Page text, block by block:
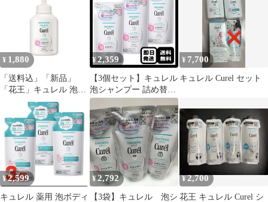
¥ 1,880
「送料込」「新品」
「花王」キュレル 泡シ
ャンプー ポンプ 480mL
¥2,359
【3個セット】キュレル
泡シャンプー 詰め替え
380ml シャンプー
¥ 7,700
キュレル Curel セット
¥2,599
キュレル 薬用 泡ボディ
¥2,792
【3袋】キュレル 泡シ
¥2,700
花王 キュレル Curel シ